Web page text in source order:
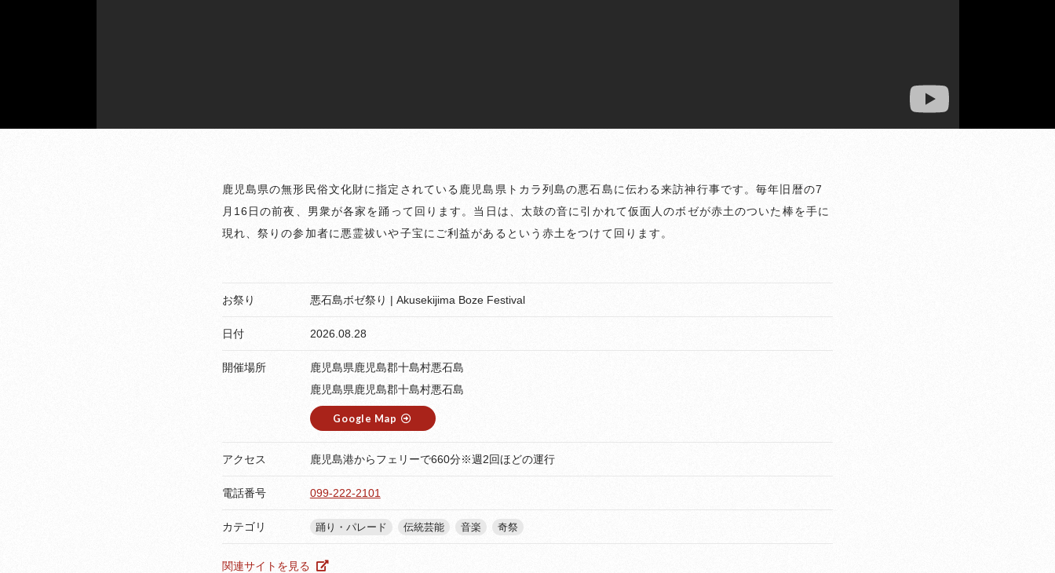
鹿児島県の無形民俗文化財に指定されている鹿児島県トカラ列島の悪石島に伝わる来訪神行事です。毎年旧暦の7
月16日の前夜、男衆が各家を踊って回ります。当日は、太鼓の音に引かれて仮面人のボゼが赤土のついた棒を手に
現れ、祭りの参加者に悪霊祓いや子宝にご利益があるという赤土をつけて回ります。
お祭り 悪石島ボゼ祭り | Akusekijima Boze Festival
日付 2026.08.28
開催場所
鹿児島県鹿児島郡十島村悪石島
鹿児島県鹿児島郡十島村悪石島
Google Map
アクセス 鹿児島港からフェリーで660分※週2回ほどの運行
電話番号 099-222-2101
カテゴリ 踊り・パレード 伝統芸能 音楽 奇祭
関連サイトを見る